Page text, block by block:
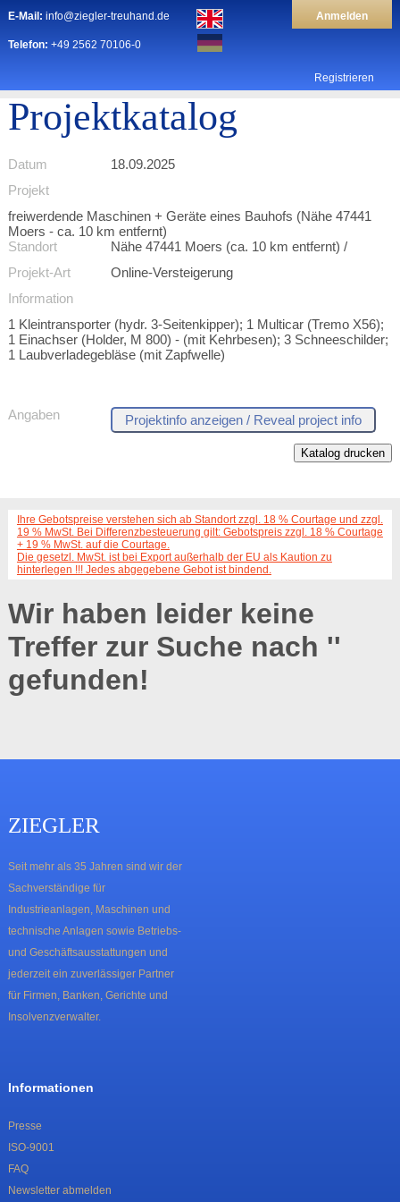
E-Mail: info@ziegler-treuhand.de
Telefon: +49 2562 70106-0
Anmelden
Registrieren
Projektkatalog
Datum
18.09.2025
Projekt
freiwerdende Maschinen + Geräte eines Bauhofs (Nähe 47441
Moers - ca. 10 km entfernt)
Standort
Nähe 47441 Moers (ca. 10 km entfernt) /
Projekt-Art
Online-Versteigerung
Information
1 Kleintransporter (hydr. 3-Seitenkipper); 1 Multicar (Tremo X56);
1 Einachser (Holder, M 800) - (mit Kehrbesen); 3 Schneeschilder;
1 Laubverladegebläse (mit Zapfwelle)
Angaben
Katalog drucken
Ihre Gebotspreise verstehen sich ab Standort zzgl. 18 % Courtage und zzgl.
19 % MwSt. Bei Differenzbesteuerung gilt: Gebotspreis zzgl. 18 % Courtage
+ 19 % MwSt. auf die Courtage.
Die gesetzl. MwSt. ist bei Export außerhalb der EU als Kaution zu
hinterlegen !!! Jedes abgegebene Gebot ist bindend.
Wir haben leider keine
Treffer zur Suche nach ''
gefunden!
ZIEGLER
Seit mehr als 35 Jahren sind wir der
Sachverständige für
Industrieanlagen, Maschinen und
technische Anlagen sowie Betriebs-
und Geschäftsausstattungen und
jederzeit ein zuverlässiger Partner
für Firmen, Banken, Gerichte und
Insolvenzverwalter.
Informationen
Presse
ISO-9001
FAQ
Newsletter abmelden